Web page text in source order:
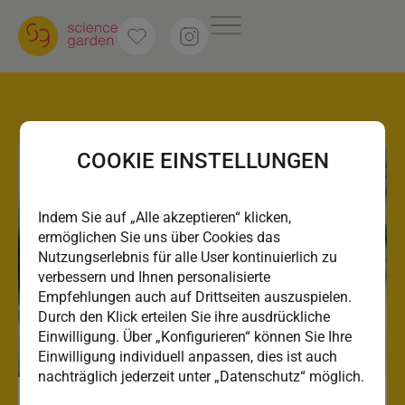
COOKIE EINSTELLUNGEN
Indem Sie auf „Alle akzeptieren“ klicken,
ermöglichen Sie uns über Cookies das
Nutzungserlebnis für alle User kontinuierlich zu
verbessern und Ihnen personalisierte
Empfehlungen auch auf Drittseiten auszuspielen.
Durch den Klick erteilen Sie ihre ausdrückliche
Einwilligung. Über „Konfigurieren“ können Sie Ihre
Einwilligung individuell anpassen, dies ist auch
nachträglich jederzeit unter „Datenschutz“ möglich.